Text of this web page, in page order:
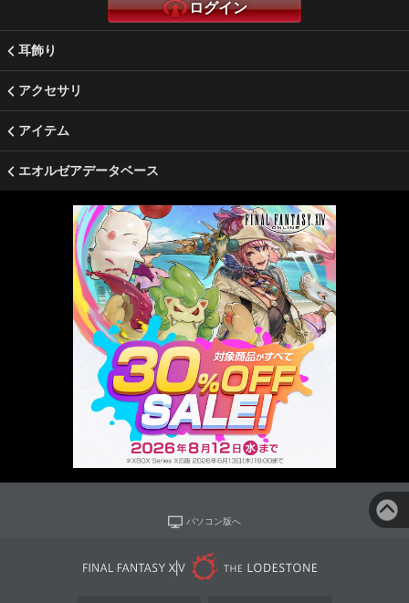
ログイン
耳飾り
アクセサリ
アイテム
エオルゼアデータベース
パソコン版へ